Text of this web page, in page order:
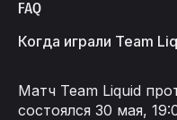
FAQ
Когда играли Team
Матч Team Liquid
состоялся 30 мая,